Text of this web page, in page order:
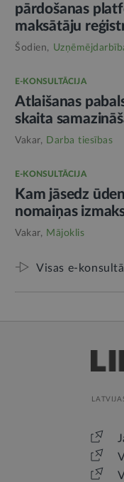
pārdošanas
maksātāju
Šodien,
E-KONSULTĀCIJA
Atlaišanas
skaita
Vakar, Darba tiesības
E-KONSULTĀCIJA
Kam jāsedz
nomaiņas
Vakar, Mājoklis
Visas e-